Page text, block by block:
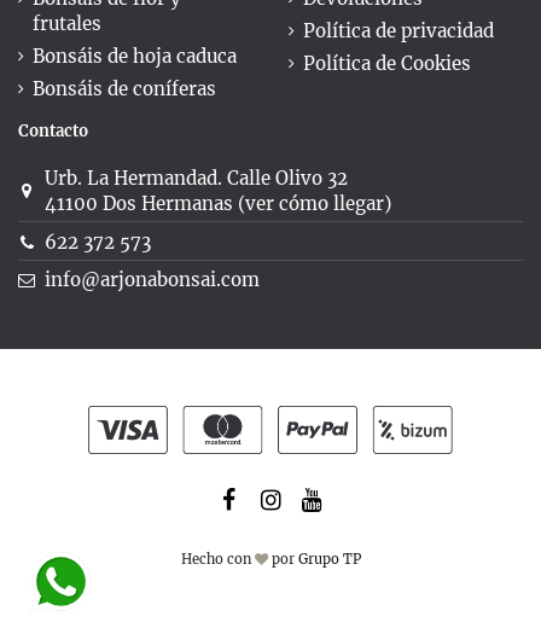
frutales
Bonsáis de hoja caduca
Bonsáis de coníferas
Política de privacidad
Política de Cookies
Contacto
Urb. La Hermandad. Calle Olivo 32
41100 Dos Hermanas (ver cómo llegar)
622 372 573
info@arjonabonsai.com
Hecho con por Grupo TP